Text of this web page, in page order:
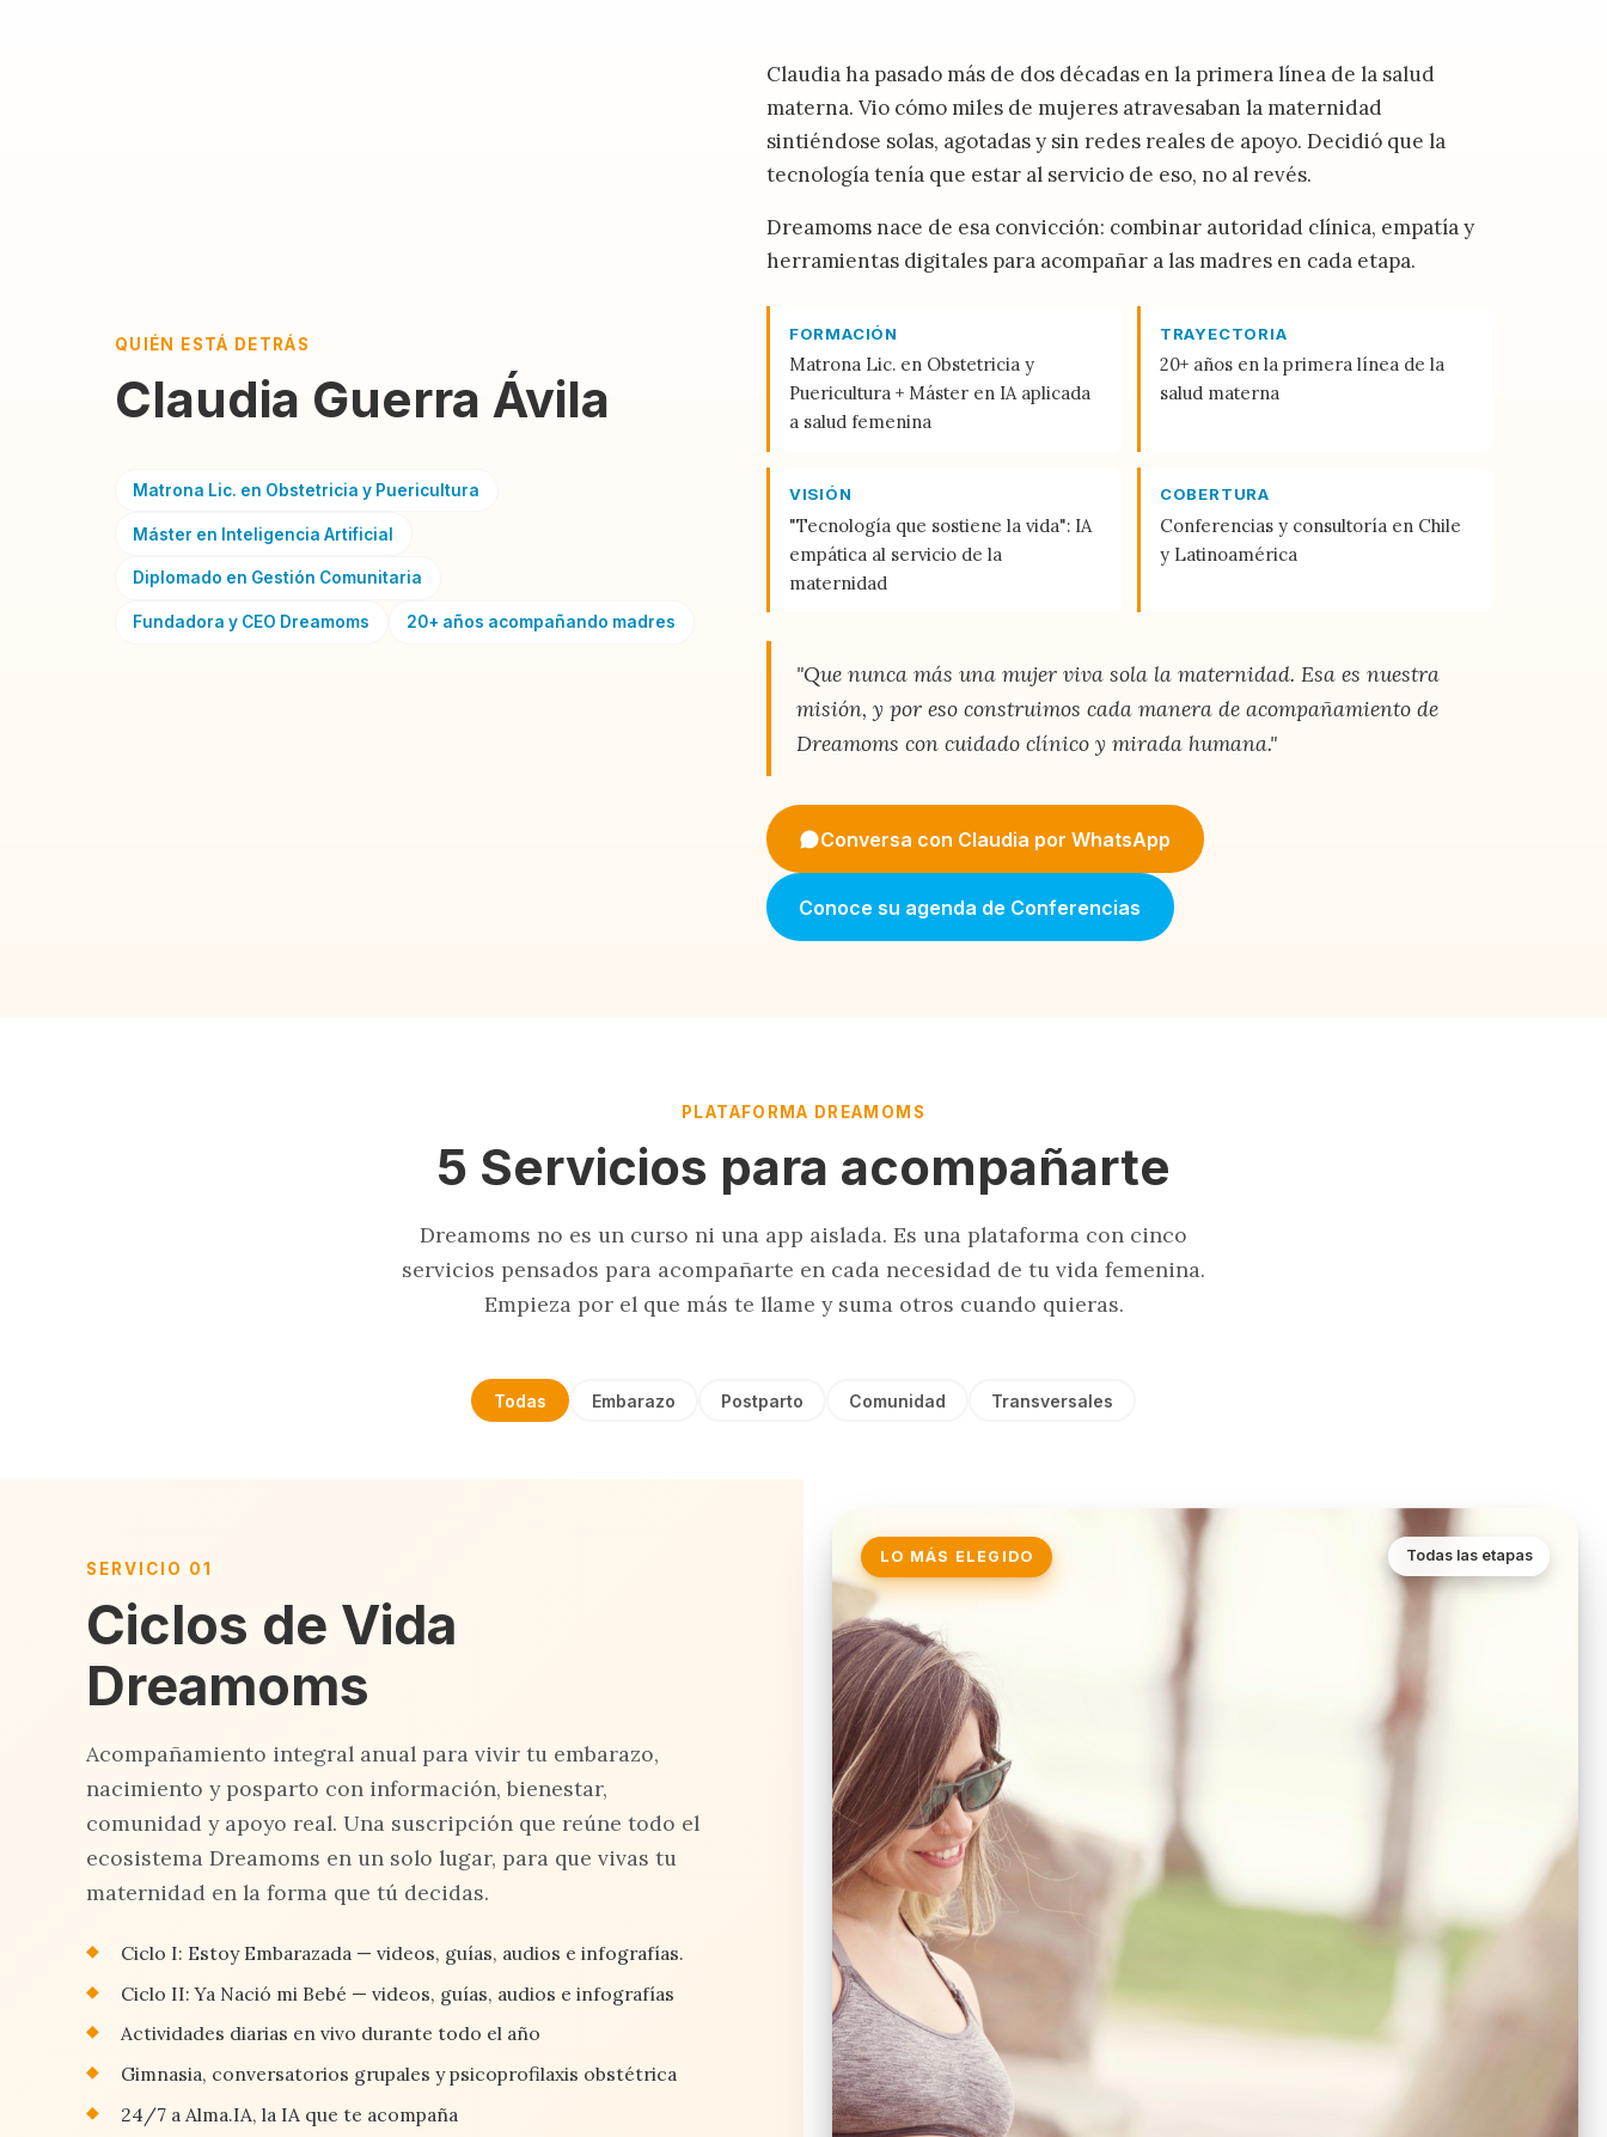
QUIÉN ESTÁ DETRÁS
Claudia Guerra Ávila
Matrona Lic. en Obstetricia y Puericultura
Máster en Inteligencia Artificial
Diplomado en Gestión Comunitaria
Fundadora y CEO Dreamoms 20+ años acompañando madres
Claudia ha pasado más de dos décadas en la primera línea de la salud
materna. Vio cómo miles de mujeres atravesaban la maternidad
sintiéndose solas, agotadas y sin redes reales de apoyo. Decidió que la
tecnología tenía que estar al servicio de eso, no al revés.
Dreamoms nace de esa convicción: combinar autoridad clínica, empatía y
herramientas digitales para acompañar a las madres en cada etapa.
FORMACIÓN
Matrona Lic. en Obstetricia y
Puericultura + Máster en IA aplicada
a salud femenina
TRAYECTORIA
20+ años en la primera línea de la
salud materna
VISIÓN
"Tecnología que sostiene la vida": IA
empática al servicio de la
maternidad
COBERTURA
Conferencias y consultoría en Chile
y Latinoamérica
"Que nunca más una mujer viva sola la maternidad. Esa es nuestra
misión, y por eso construimos cada manera de acompañamiento de
Dreamoms con cuidado clínico y mirada humana."
Conversa con Claudia por WhatsApp
Conoce su agenda de Conferencias
PLATAFORMA DREAMOMS
5 Servicios para acompañarte
Dreamoms no es un curso ni una app aislada. Es una plataforma con cinco
servicios pensados para acompañarte en cada necesidad de tu vida femenina.
Empieza por el que más te llame y suma otros cuando quieras.
Todas Embarazo Postparto Comunidad Transversales
LO MÁS ELEGIDO Todas las etapas
SERVICIO 01
Ciclos de Vida
Dreamoms
Acompañamiento integral anual para vivir tu embarazo,
nacimiento y posparto con información, bienestar,
comunidad y apoyo real. Una suscripción que reúne todo el
ecosistema Dreamoms en un solo lugar, para que vivas tu
maternidad en la forma que tú decidas.
Ciclo I: Estoy Embarazada — videos, guías, audios e infografías.
Ciclo II: Ya Nació mi Bebé — videos, guías, audios e infografías
Actividades diarias en vivo durante todo el año
Gimnasia, conversatorios grupales y psicoprofilaxis obstétrica
24/7 a Alma.IA, la IA que te acompaña